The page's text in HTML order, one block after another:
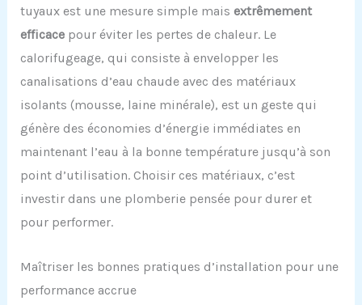
tuyaux est une mesure simple mais extrêmement
efficacepour éviter les pertes de chaleur. Le
calorifugeage, qui consiste à envelopper les
canalisations d’eau chaude avec des matériaux
isolants (mousse, laine minérale), est un geste qui
génère des économies d’énergie immédiates en
maintenant l’eau à la bonne température jusqu’à son
point d’utilisation. Choisir ces matériaux, c’est
investir dans une plomberie pensée pour durer et
pour performer.
Maîtriser les bonnes pratiques d’installation pour une
performance accrue